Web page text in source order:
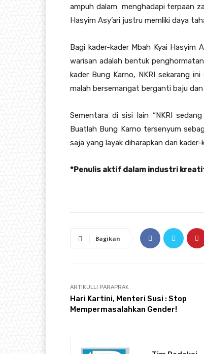
ampuh dalam menghadapi terpaan
Hasyim Asy’ari justru memliki daya
Bagi kader-kader Mbah Kyai Hasyim
warisan adalah bentuk
kader Bung Karno, NKRI sekarang
malah bersemangat berganti baju
Sementara di sisi lain “NKRI
Buatlah Bung Karno tersenyum
saja yang layak diharapkan dari
*Penulis aktif dalam industri
Bagikan
ARTIKULLI PARAPRAK
Hari Kartini, Menteri Susi : Stop
Mempermasalahkan Gender!